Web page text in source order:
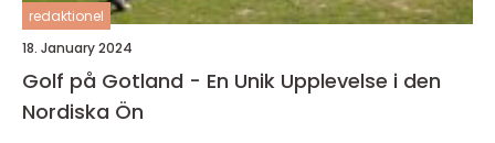
redaktionel
18. January 2024
Golf på Gotland - En Unik Upplevelse i den
Nordiska Ön